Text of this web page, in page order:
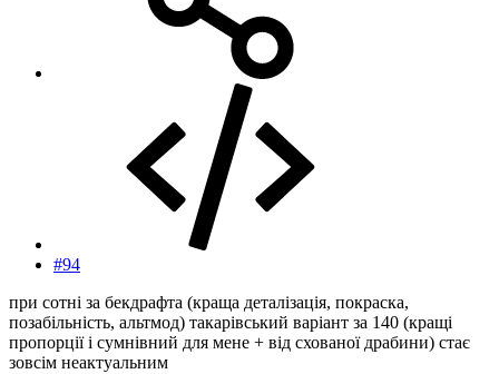
#94
при сотні за бекдрафта (краща деталізація, покраска,
позабільність, альтмод) такарівський варіант за 140 (кращі
пропорції і сумнівний для мене + від схованої драбини) стає
зовсім неактуальним